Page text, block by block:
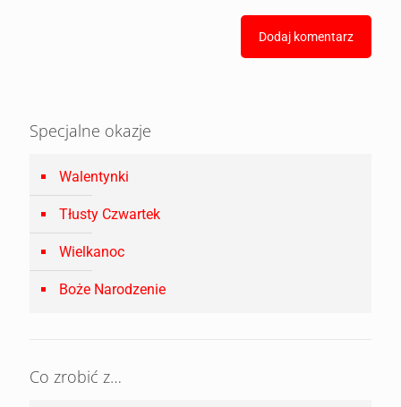
Specjalne okazje
Walentynki
Tłusty Czwartek
Wielkanoc
Boże Narodzenie
Co zrobić z…